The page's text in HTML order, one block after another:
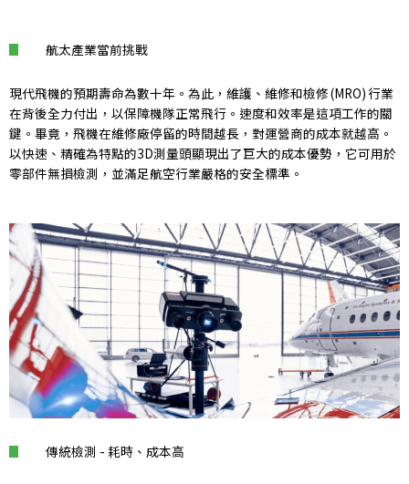
航太產業當前挑戰
現代飛機的預期壽命為數十年。為此，維護、維修和檢修 (MRO) 行業
在背後全力付出，以保障機隊正常飛行。速度和效率是這項工作的關
鍵。畢竟，飛機在維修廠停留的時間越長，對運營商的成本就越高。
以快速、精確為特點的3D測量頭顯現出了巨大的成本優勢，它可用於
零部件無損檢測，並滿足航空行業嚴格的安全標準。
傳統檢測 - 耗時、成本高